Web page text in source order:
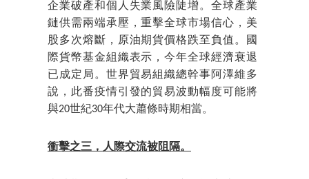
企業破產和個人失業風險陡增。全球產業
鏈供需兩端承壓，重擊全球市場信心，美
股多次熔斷，原油期貨價格跌至負值。國
際貨幣基金組織表示，今年全球經濟衰退
已成定局。世界貿易組織總幹事阿澤維多
說，此番疫情引發的貿易波動幅度可能將
與20世紀30年代大蕭條時期相當。
衝擊之三，人際交流被阻隔。